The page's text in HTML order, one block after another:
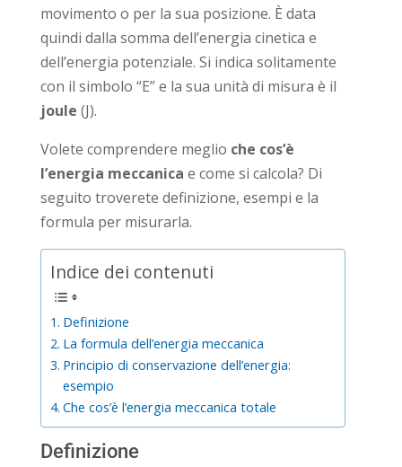
movimento o per la sua posizione. È data
quindi dalla somma dell’energia cinetica e
dell’energia potenziale. Si indica solitamente
con il simbolo “E” e la sua unità di misura è il
joule (J).
Volete comprendere meglio che cos’è
l’energia meccanica e come si calcola? Di
seguito troverete definizione, esempi e la
formula per misurarla.
Indice dei contenuti
Definizione
La formula dell’energia meccanica
Principio di conservazione dell’energia:
esempio
Che cos’è l’energia meccanica totale
Definizione